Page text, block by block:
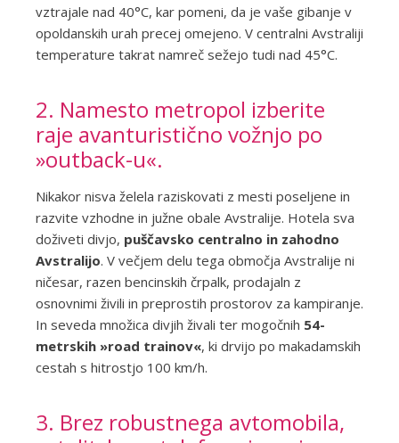
vztrajale nad 40°C, kar pomeni, da je vaše gibanje v
opoldanskih urah precej omejeno. V centralni Avstraliji
temperature takrat namreč sežejo tudi nad 45°C.
2. Namesto metropol izberite
raje avanturistično vožnjo po
»outback-u«.
Nikakor nisva želela raziskovati z mesti poseljene in
razvite vzhodne in južne obale Avstralije. Hotela sva
doživeti divjo, puščavsko centralno in zahodno
Avstralijo. V večjem delu tega območja Avstralije ni
ničesar, razen bencinskih črpalk, prodajaln z
osnovnimi živili in preprostih prostorov za kampiranje.
In seveda množica divjih živali ter mogočnih 54-
metrskih »road trainov«, ki drvijo po makadamskih
cestah s hitrostjo 100 km/h.
3. Brez robustnega avtomobila,